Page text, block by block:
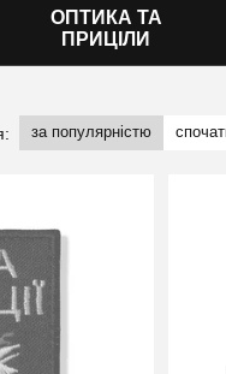
ОПТИКА ТА
ПРИЦІЛИ
за популярністю